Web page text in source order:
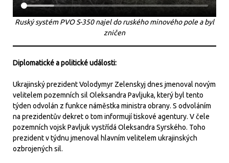
Ruský systém PVO S-350 najel do ruského minového pole a byl
zničen
Diplomatické a politické události:
Ukrajinský prezident Volodymyr Zelenskyj dnes jmenoval novým
velitelem pozemních sil Oleksandra Pavljuka, který byl tento
týden odvolán z funkce náměstka ministra obrany. S odvoláním
na prezidentův dekret o tom informují tiskové agentury. V čele
pozemních vojsk Pavljuk vystřídá Oleksandra Syrského. Toho
prezident v týdnu jmenoval hlavním velitelem ukrajinských
ozbrojených sil.